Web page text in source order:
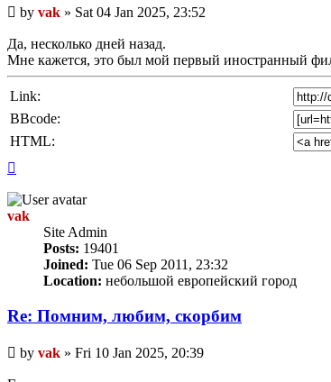
Unread
post
by vak » Sat 04 Jan 2025, 23:52
Да, несколько дней назад.
Мне кажется, это был мой первый иностранный
Link:
BBcode:
HTML:
vak
Site Admin
Posts: 19401
Joined: Tue 06 Sep 2011, 23:32
Location: небольшой европейский город
Re: Помним, любим, скорбим
Unread
post
by vak » Fri 10 Jan 2025, 20:39